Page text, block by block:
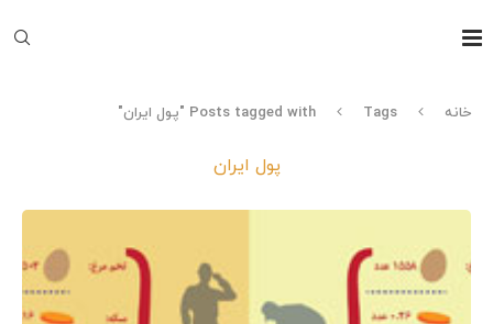
خانه Tags Posts tagged with "پول ایران"
پول ایران